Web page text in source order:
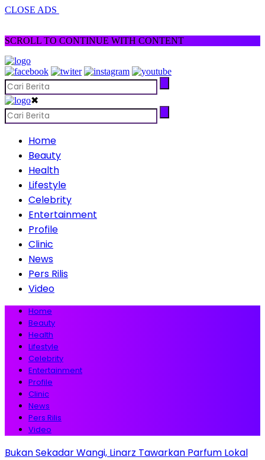
CLOSE ADS
SCROLL TO CONTINUE WITH CONTENT
✖
Home
Beauty
Health
Lifestyle
Celebrity
Entertainment
Profile
Clinic
News
Pers Rilis
Video
Home
Beauty
Health
Lifestyle
Celebrity
Entertainment
Profile
Clinic
News
Pers Rilis
Video
Bukan Sekadar Wangi, Linarz Tawarkan Parfum Lokal